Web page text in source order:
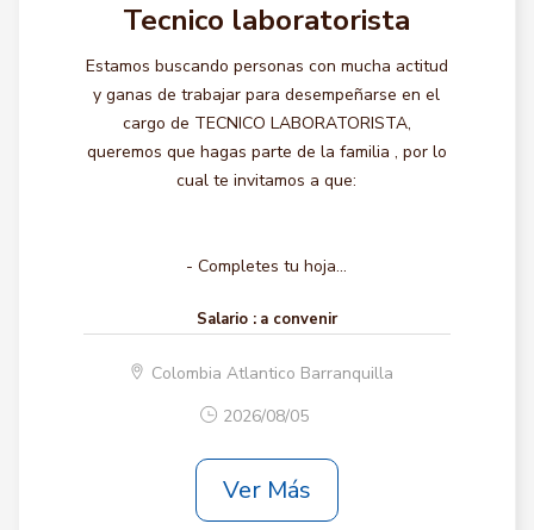
Tecnico laboratorista
Estamos buscando personas con mucha actitud
y ganas de trabajar para desempeñarse en el
cargo de TECNICO LABORATORISTA,
queremos que hagas parte de la familia , por lo
cual te invitamos a que:
- Completes tu hoja...
Salario : a convenir
Colombia Atlantico Barranquilla
2026/08/05
Ver Más